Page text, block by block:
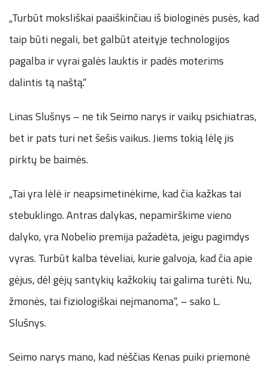
„Turbūt moksliškai paaiškinčiau iš biologinės pusės, kad
taip būti negali, bet galbūt ateityje technologijos
pagalba ir vyrai galės lauktis ir padės moterims
dalintis tą naštą.“
Linas Slušnys – ne tik Seimo narys ir vaikų psichiatras,
bet ir pats turi net šešis vaikus. Jiems tokią lėlę jis
pirktų be baimės.
„Tai yra lėlė ir neapsimetinėkime, kad čia kažkas tai
stebuklingo. Antras dalykas, nepamirškime vieno
dalyko, yra Nobelio premija pažadėta, jeigu pagimdys
vyras. Turbūt kalba tėveliai, kurie galvoja, kad čia apie
gėjus, dėl gėjų santykių kažkokių tai galima turėti. Nu,
žmonės, tai fiziologiškai neįmanoma“, – sako L.
Slušnys.
Seimo narys mano, kad nėščias Kenas puiki priemonė